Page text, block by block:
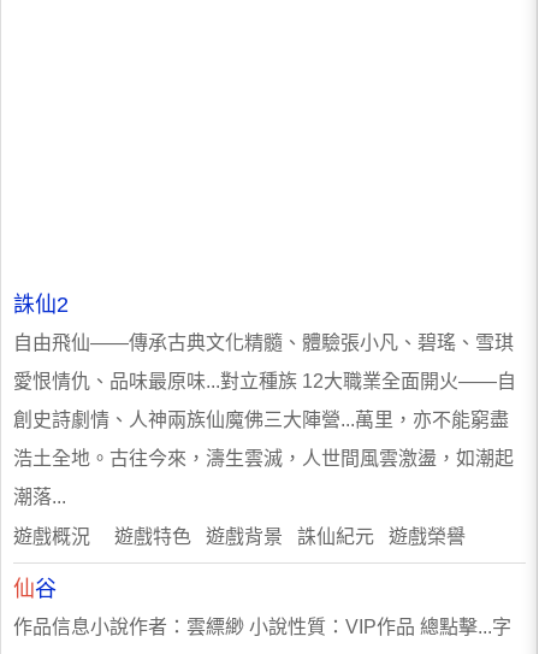
誅仙2
自由飛仙——傳承古典文化精髓、體驗張小凡、碧瑤、雪琪
愛恨情仇、品味最原味...對立種族 12大職業全面開火——自
創史詩劇情、人神兩族仙魔佛三大陣營...萬里，亦不能窮盡
浩土全地。古往今來，濤生雲滅，人世間風雲激盪，如潮起
潮落...
遊戲概況 遊戲特色 遊戲背景 誅仙紀元 遊戲榮譽
仙谷
作品信息小說作者：雲縹緲 小說性質：VIP作品 總點擊...字